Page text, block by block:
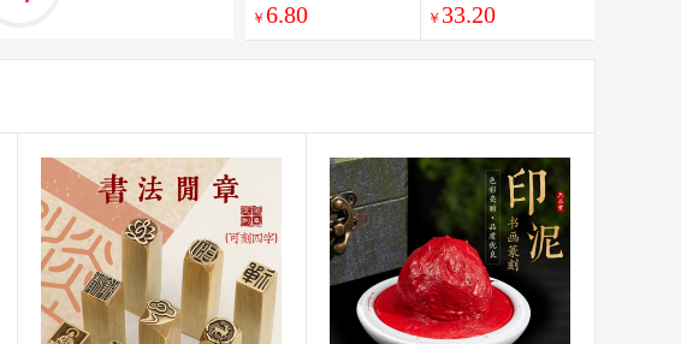
章定刻硬笔书法书画铜章
学生福字小尺寸
￥ 6.80
朱膘印泥手账书画彩色印
泥书法篆刻印泥印章套装
￥ 33.20